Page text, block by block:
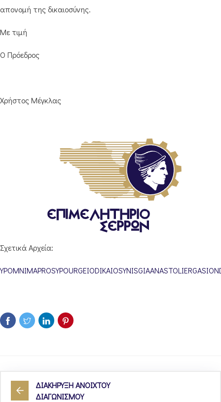
απονομή της δικαιοσύνης.
Με τιμή
Ο Πρόεδρος
Χρήστος Μέγκλας
Σχετικά Αρχεία:
ΔΙΑΚΗΡΥΞΗ ΑΝΟΙΧΤΟΥ
ΔΙΑΓΩΝΙΣΜΟΥ